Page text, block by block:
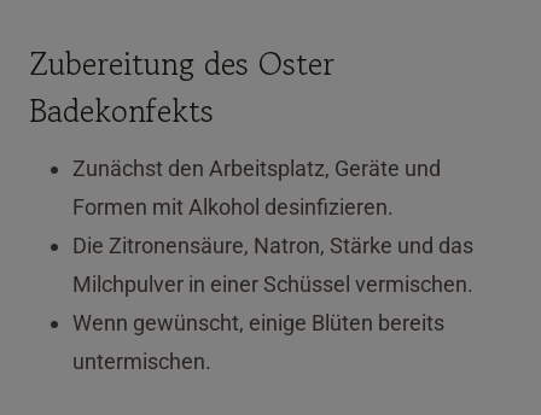
Zubereitung des Oster
Badekonfekts
Zunächst den Arbeitsplatz, Geräte und
Formen mit Alkohol desinfizieren.
Die Zitronensäure, Natron, Stärke und das
Milchpulver in einer Schüssel vermischen.
Wenn gewünscht, einige Blüten bereits
untermischen.